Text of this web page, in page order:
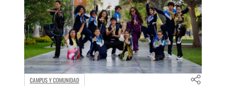
CAMPUS Y COMUNIDAD